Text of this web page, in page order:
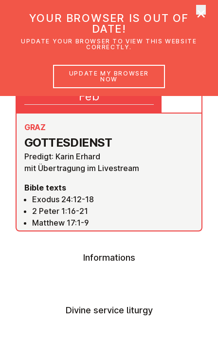
GOTTES­DI­ENST
GRAZ
Predigt: Karin Erhard
mit Übertragung im Livestream
Bible texts
Exodus 24:12-18
2 Peter 1:16-21
Matthew 17:1-9
15
Feb
Informations
Divine service liturgy
YOUR BROWSER IS OUT OF
DATE!
UPDATE YOUR BROWSER TO VIEW THIS WEBSITE
CORRECTLY.
UPDATE MY BROWSER
NOW
×